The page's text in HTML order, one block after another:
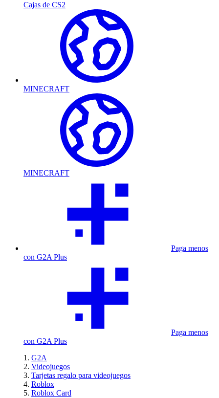
Cajas de CS2
MINECRAFT
MINECRAFT
Paga menos
con G2A Plus
Paga menos
con G2A Plus
G2A
Videojuegos
Tarjetas regalo para videojuegos
Roblox
Roblox Card